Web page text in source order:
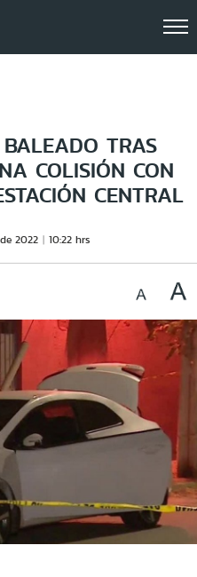
TRAS
COLISIÓN CON
CENTRAL
2022 10:22 hrs